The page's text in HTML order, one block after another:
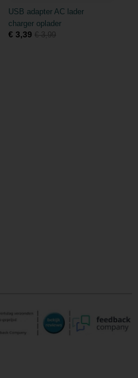
USB adapter AC lader
charger oplader
€ 3,39 € 3,99